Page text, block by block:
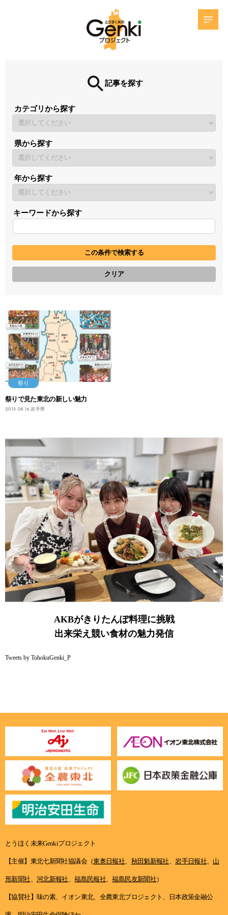
記事を探す
カテゴリから探す
県から探す
年から探す
キーワードから探す
祭り
祭りで見た東北の新しい魅力
2013.08.16 岩手県
AKBがきりたんぽ料理に挑戦
出来栄え競い食材の魅力発信
Tweets by TohokuGenki_P
とうほく未来Genkiプロジェクト
【主催】東北七新聞社協議会（東奥日報社、 秋田魁新報社、岩手日報社、 山
形新聞社、 河北新報社、福島民報社、福島民友新聞社）
【協賛社】味の素、イオン東北、全農東北プロジェクト、日本政策金融公